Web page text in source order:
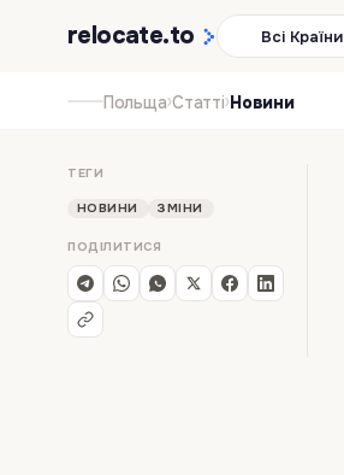
relocate.to Всі Країни
Польща›Статті›Новини
ТЕГИ
НОВИНИ ЗМІНИ
ПОДІЛИТИСЯ